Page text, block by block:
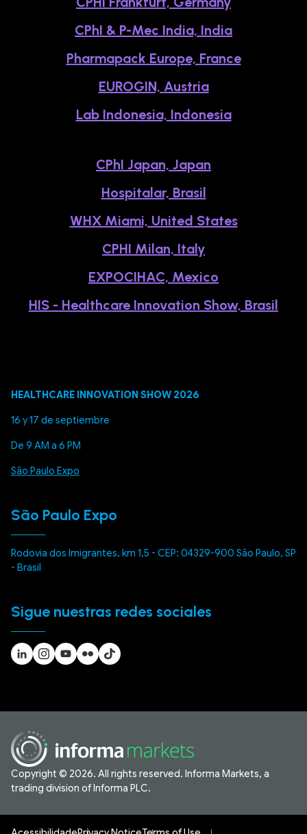
CPhI & P-Mec India, India
Pharmapack Europe, France
EUROGIN, Austria
Lab Indonesia, Indonesia
CPhI Japan, Japan
Hospitalar, Brasil
WHX Miami, United States
CPHI Milan, Italy
EXPOCIHAC, Mexico
HIS - Healthcare Innovation Show, Brasil
HEALTHCARE INNOVATION SHOW 2026
16 y 17 de septiembre
De 9 AM a 6 PM
São Paulo Expo
São Paulo Expo
Rodovia dos Imigrantes, km 1,5 - CEP: 04329-900 São Paulo, SP
- Brasil
Sigue nuestras redes sociales
Copyright © 2026. All rights reserved. Informa Markets, a
trading division of Informa PLC.